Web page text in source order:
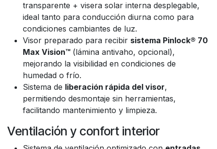
transparente + visera solar interna desplegable,
ideal tanto para conducción diurna como para
condiciones cambiantes de luz.
Visor preparado para recibir sistema Pinlock® 70
Max Vision™ (lámina antivaho, opcional),
mejorando la visibilidad en condiciones de
humedad o frío.
Sistema de liberación rápida del visor,
permitiendo desmontaje sin herramientas,
facilitando mantenimiento y limpieza.
Ventilación y confort interior